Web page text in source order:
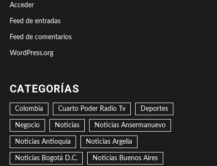
Acceder
Feed de entradas
Feed de comentarios
WordPress.org
CATEGORÍAS
Colombia Cuarto Poder Radio Tv Deportes
Negocio Noticias Noticias Ansermanuevo
Noticias Antioquia Noticias Argelia
Noticias Bogotá D.C. Noticias Buenos Aires